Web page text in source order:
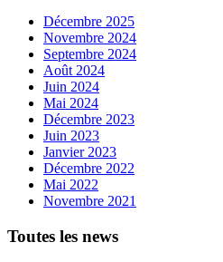
Décembre 2025
Novembre 2024
Septembre 2024
Août 2024
Juin 2024
Mai 2024
Décembre 2023
Juin 2023
Janvier 2023
Décembre 2022
Mai 2022
Novembre 2021
Toutes les news